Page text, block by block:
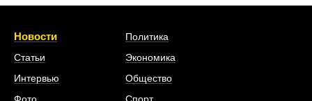
Новости
Статьи
Интервью
Фото
Политика
Экономика
Общество
Спорт